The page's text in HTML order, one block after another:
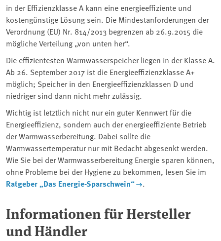
in der Effizienzklasse A kann eine energieeffiziente und
kostengünstige Lösung sein. Die Mindestanforderungen der
Verordnung (EU) Nr. 814/2013 begrenzen ab 26.9.2015 die
mögliche Verteilung „von unten her“.
Die effizientesten Warmwasserspeicher liegen in der Klasse A.
Ab 26. September 2017 ist die Energieeffizienzklasse A+
möglich; Speicher in den Energieeffizienzklassen D und
niedriger sind dann nicht mehr zulässig.
Wichtig ist letztlich nicht nur ein guter Kennwert für die
Energieeffizienz, sondern auch der energieeffiziente Betrieb
der Warmwasserbereitung. Dabei sollte die
Warmwassertemperatur nur mit Bedacht abgesenkt werden.
Wie Sie bei der Warmwasserbereitung Energie sparen können,
ohne Probleme bei der Hygiene zu bekommen, lesen Sie im
Ratgeber „Das Energie-Sparschwein“ .
Informationen für Hersteller
und Händler